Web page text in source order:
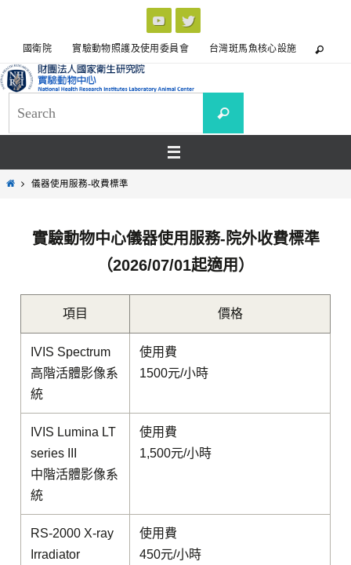
國衛院 實驗動物照護及使用委員會 台灣斑馬魚核心設施
儀器使用服務-收費標準
實驗動物中心儀器使用服務-院外收費標準
（2026/07/01起適用）
項目 價格
IVIS Spectrum
高階活體影像系
統
使用費
1500元/小時
IVIS Lumina LT
series III
中階活體影像系
統
使用費
1,500元/小時
RS-2000 X-ray
Irradiator
使用費
450元/小時